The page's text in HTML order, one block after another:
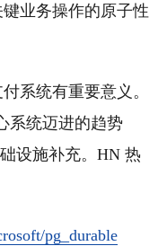
业务操作的原子性
系统有重要意义。
系统迈进的趋势
设施补充。HN 热
pg_durable